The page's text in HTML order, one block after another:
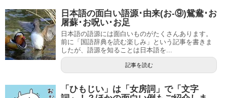
日本語の面白い語源･由来(お-⑨)鴛鴦･お
屠蘇･お呪い･お足
日本語の語源には面白いものがたくさんあります。
前に「国語辞典を読む楽しみ」という記事を書きま
したが、語源を知ることは日本語を...
記事を読む
「ひもじい」は「女房詞」で「文字